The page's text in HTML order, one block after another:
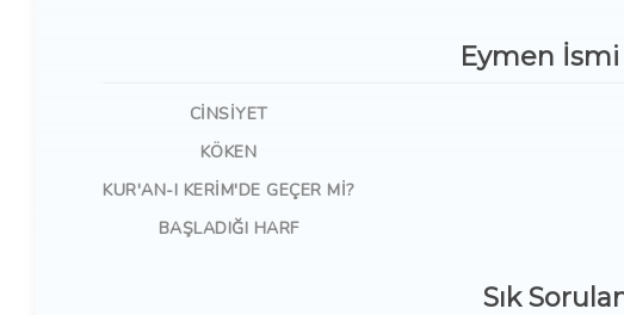
Eymen İsmi
CINSIYET
KÖKEN
KUR'AN-I KERIM'DE GEÇER MI?
BAŞLADIĞI HARF
Sık